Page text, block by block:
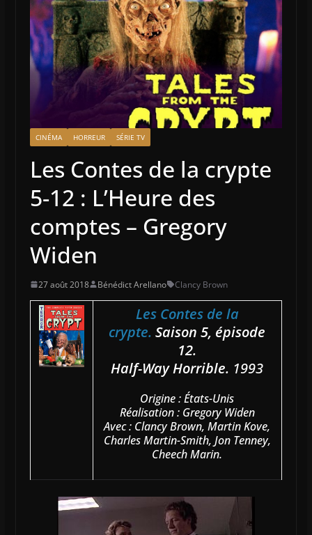
CINÉMA HORREUR SÉRIE TV
Les Contes de la crypte
5-12 : L’Heure des
comptes – Gregory
Widen
27 août 2018 Bénédict Arellano Clancy Brown
Les Contes de la
crypte. Saison 5, épisode
12.
Half-Way Horrible. 1993
Origine : États-Unis
Réalisation : Gregory Widen
Avec : Clancy Brown, Martin Kove,
Charles Martin-Smith, Jon Tenney,
Cheech Marin.